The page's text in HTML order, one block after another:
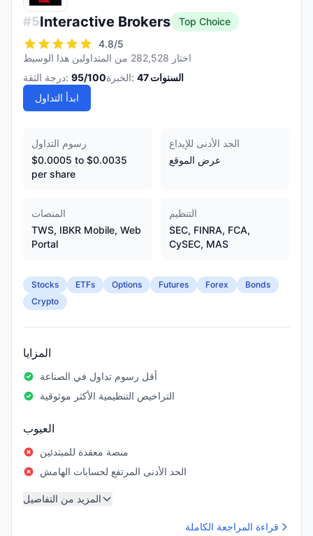
#5Interactive Brokers
Top Choice
4.8/5
اختار 282,528 من المتداولين هذا الوسيط
درجة الثقة: 95/100 الخبرة: 47 السنوات
ابدأ التداول
رسوم التداول
$0.0005 to $0.0035
per share
الحد الأدنى للإيداع
عرض الموقع
المنصات
TWS, IBKR Mobile, Web
Portal
التنظيم
SEC, FINRA, FCA,
CySEC, MAS
Stocks ETFs Options Futures Forex
Bonds
Crypto
المزايا
أقل رسوم تداول في الصناعة
التراخيص التنظيمية الأكثر موثوقية
العيوب
منصة معقدة للمبتدئين
الحد الأدنى المرتفع لحسابات الهامش
المزيد من التفاصيل
قراءة المراجعة الكاملة